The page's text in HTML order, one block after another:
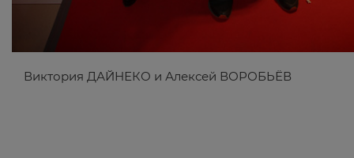
Виктория ДАЙНЕКО и Алексей ВОРОБЬЁВ